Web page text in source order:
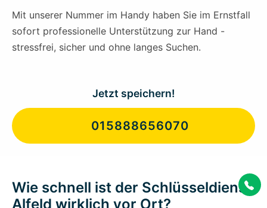
Mit unserer Nummer im Handy haben Sie im Ernstfall
sofort professionelle Unterstützung zur Hand -
stressfrei, sicher und ohne langes Suchen.
Jetzt speichern!
015888656070
Wie schnell ist der Schlüsseldienst
Alfeld wirklich vor Ort?